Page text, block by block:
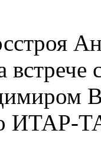
ИТАР-